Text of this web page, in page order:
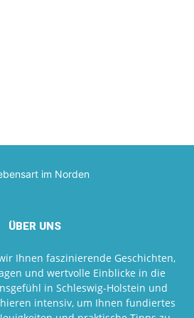
ÜBER UNS
Ihnen faszinierende Geschichten,
und wertvolle Einblicke in die
in Schleswig-Holstein und
intensiv, um Ihnen fundiertes